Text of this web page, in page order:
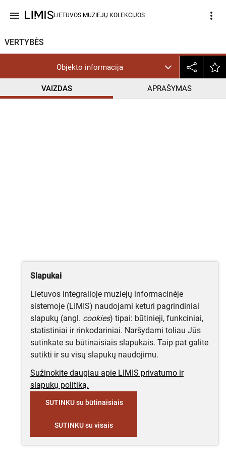
menu LIETUVOS MUZIEJŲ KOLEKCIJOS more_vert
VERTYBĖS
Objekto informacija
VAIZDAS APRAŠYMAS
Slapukai
Lietuvos integralioje muziejų informacinėje
sistemoje (LIMIS) naudojami keturi pagrindiniai
slapukų (angl. cookies) tipai: būtinieji, funkciniai,
statistiniai ir rinkodariniai. Naršydami toliau Jūs
sutinkate su būtinaisiais slapukais. Taip pat galite
sutikti ir su visų slapukų naudojimu.
Sužinokite daugiau apie LIMIS privatumo ir
slapukų politiką.
SUTINKU su būtinaisiais
SUTINKU su visais